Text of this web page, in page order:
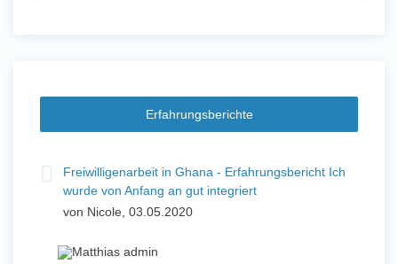
Erfahrungsberichte
Freiwilligenarbeit in Ghana - Erfahrungsbericht Ich
wurde von Anfang an gut integriert
von Nicole, 03.05.2020